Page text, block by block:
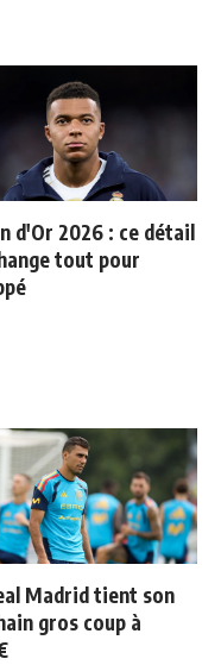
d'Or 2026 : ce détail
tout pour
Madrid tient son
gros coup à